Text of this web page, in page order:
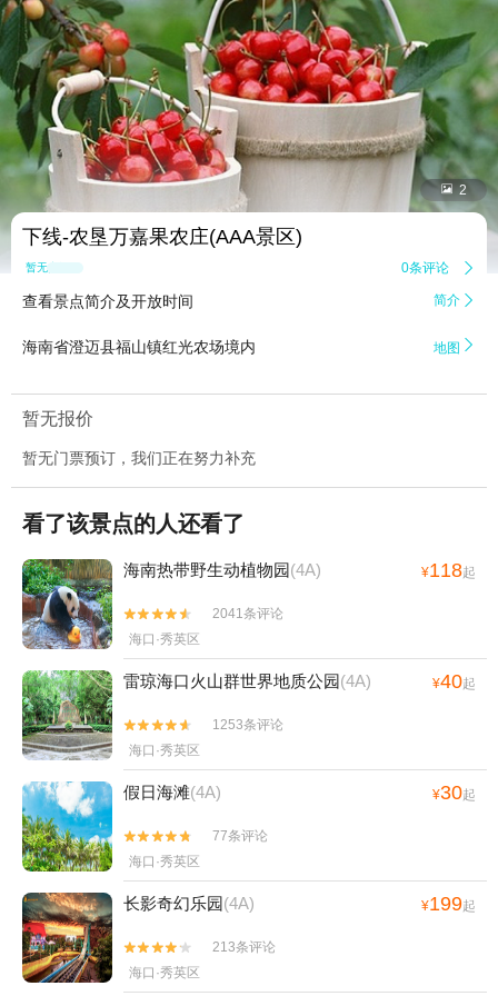
 2
下线-农垦万嘉果农庄(AAA景区)
暂无点评 0条评论 
查看景点简介及开放时间 简介 
海南省澄迈县福山镇红光农场境内 地图 
暂无报价
暂无门票预订，我们正在努力补充
看了该景点的人还看了
海南热带野生动植物园(4A) ¥118起


2041条评论
海口·秀英区
雷琼海口火山群世界地质公园(4A) ¥40起


1253条评论
海口·秀英区
假日海滩(4A) ¥30起


77条评论
海口·秀英区
长影奇幻乐园(4A) ¥199起


213条评论
海口·秀英区
